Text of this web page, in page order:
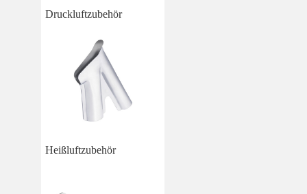
Druckluftzubehör
Heißluftzubehör